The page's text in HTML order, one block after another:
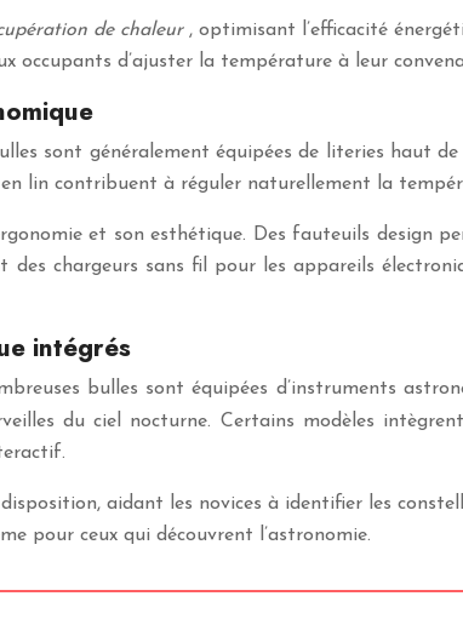
de chaleur , optimisant l’efficacité
d’ajuster la température à leur
sont généralement équipées de literies haut
lin contribuent à réguler naturellement la
et son esthétique. Des fauteuils design
chargeurs sans fil pour les appareils
intégrés
bulles sont équipées d’instruments
du ciel nocturne. Certains modèles
aidant les novices à identifier les
pour ceux qui découvrent l’astronomie.